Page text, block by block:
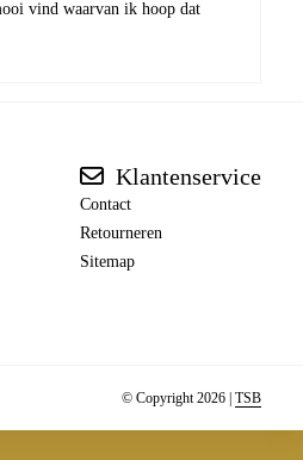
vind waarvan ik hoop dat
Klantenservice
Contact
Retourneren
Sitemap
© Copyright 2026 | TSB